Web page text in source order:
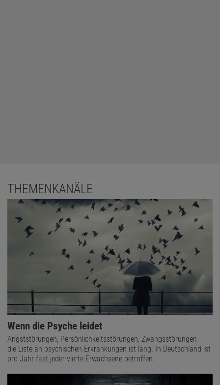
THEMENKANÄLE
Wenn die Psyche leidet
Angststörungen, Persönlichkeitsstörungen, Zwangsstörungen –
die Liste an psychischen Erkrankungen ist lang. In Deutschland ist
pro Jahr fast jeder vierte Erwachsene betroffen.